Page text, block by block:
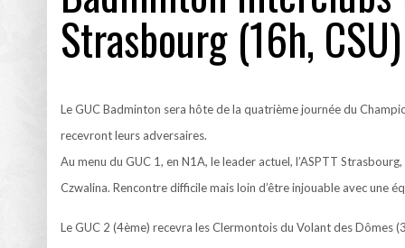
Les affiches du
Supercoupe
Les calendriers
Info MS.
OLIVIER FRAPOLLI (GF38) : « C’EST TOUJOURS
MIEUX QUE LE RÉSULTAT SOIT POSITIF »
CHRISTOPHE PÉLISSIER
Strasbourg (16h, CSU)
Le GUC Badminton sera hôte de la quatrième journée du
recevront leurs adversaires.
Au menu du GUC 1, en N1A, le leader actuel, l’ASPTT
Czwalina. Rencontre difficile mais loin d’être injouable avec une
Le GUC 2 (4ème) recevra les Clermontois du Volant des Dômes